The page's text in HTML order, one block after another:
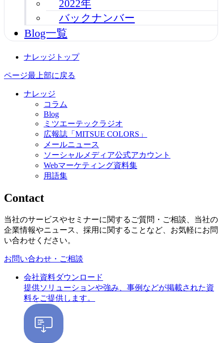
2022年
バックナンバー
Blog一覧
ナレッジトップ
ページ最上部に戻る
ナレッジ
コラム
Blog
ミツエーテックラジオ
広報誌「MITSUE COLORS」
メールニュース
ソーシャルメディア公式アカウント
Webマーケティング資料集
用語集
Contact
当社のサービスやセミナーに関するご質問・ご相談、当社の
企業情報やニュース、採用に関することなど、お気軽にお問
い合わせください。
お問い合わせ・ご相談
会社資料ダウンロード
提供ソリューションや強み、事例などが掲載された資
料をご提供します。